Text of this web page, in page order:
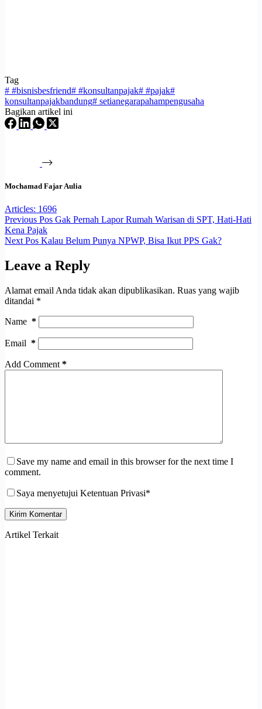
Tag
# #bisnisbesfriend# #konsultanpajak# #pajak#
konsultanpajakbandung# setianegarapahampengusaha
Bagikan artikel ini
Mochamad Fajar Aulia
Articles: 1696
Previous Pos Gak Pernah Lapor Rumah Warisan di SPT, Hati-Hati
Kena Pajak
Next Pos Kalau Belum Punya NPWP, Bisa Ikut PPS Gak?
Leave a Reply
Alamat email Anda tidak akan dipublikasikan. Ruas yang wajib
ditandai *
Name *
Email *
Add Comment *
Save my name and email in this browser for the next time I
comment.
Saya menyetujui Ketentuan Privasi*
Kirim Komentar
Artikel Terkait